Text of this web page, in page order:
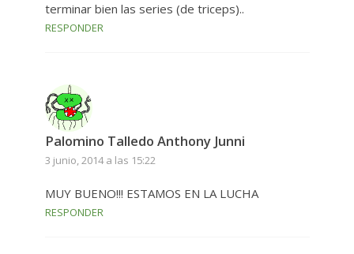
terminar bien las series (de triceps)..
RESPONDER
Palomino Talledo Anthony Junni
3 junio, 2014 a las 15:22
MUY BUENO!!! ESTAMOS EN LA LUCHA
RESPONDER